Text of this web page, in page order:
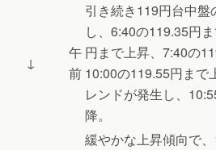
↓
午
前
引き続き119円台中
し、6:40の119.35円
円まで上昇、7:40の
10:00の119.55円まで
レンドが発生し、
降。
緩やかな上昇傾向で